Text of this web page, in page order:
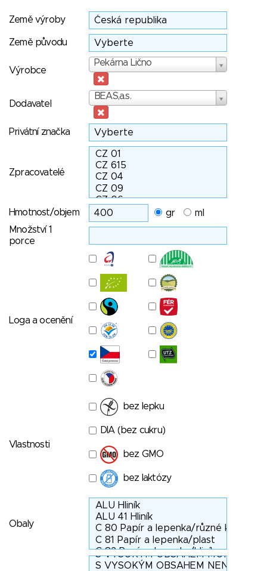
Země výroby
Země původu
Výrobce
Pekárna Lično
Výrobce
Dodavatel
BEAS,a.s.
Dodavatel
Privátní značka
Zpracovatelé
Hmotnost/objem gr
ml
Množství 1
porce
Loga a ocenění
Vlastnosti
bez lepku
DIA (bez cukru)
bez GMO
bez laktózy
Obaly